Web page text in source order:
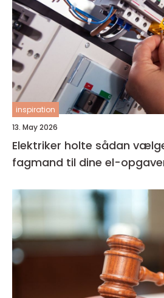
inspiration
13. May 2026
Elektriker holte sådan vælger du den rette
fagmand til dine el-